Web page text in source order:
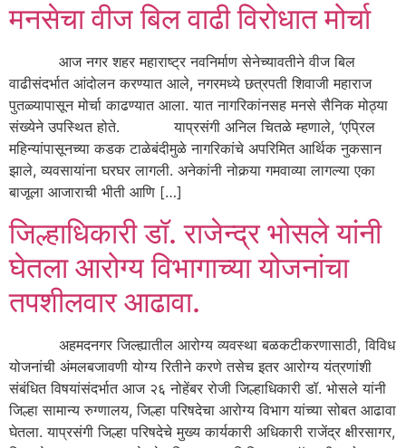
मनसेचा वीज बिल वाढी विरोधात मोर्चा
आज नगर शहर महाराष्ट्र नवनिर्माण सेनेच्यावतीने वीज बिल
वाढीसंदर्भात आंदोलन करण्यात आले, नगरमध्ये छत्रपती शिवाजी महाराज
पुतळ्यापासून मोर्चा काढण्यात आला. यात नागरिकांनसह मनसे सैनिक मोठ्या
संख्येने उपस्थित होते. याप्रसंगी अनिल चितळे म्हणाले, ‘एप्रिल
महिन्यांपासूनच्या कडक टाळेबंदीमुळे नागरिकांचे अपरिमित आर्थिक नुकसान
झाले, व्यवसायांना घरघर लागली. अनेकांनी नोकर्‍या गमवाव्या लागल्या एका
बाजूला आजाराची भीती आणि […]
जिल्हाधिकारी डॉ. राजेन्द्र भोसले यांनी
घेतला आरोग्य विभागाच्या योजनांचा
तपशीलवार आढावा.
अहमदनगर जिल्ह्यातील आरोग्य व्यवस्था बळकटीकरणासाठी, विविध
योजनांची अंमलबजावणी योग्य रितीने करणे तसेच इतर आरोग्य यंत्रणांशी
संबंधित विषयांसंदर्भात आज २६ नोहेंबर रोजी जिल्हाधिकारी डॉ. भोसले यांनी
जिल्हा सामान्य रुग्णालय, जिल्हा परिषदेचा आरोग्य विभाग यांच्या सोबत आढावा
घेतला. याप्रसंगी जिल्हा परिषदेचे मुख्य कार्यकारी अधिकारी राजेंद्र क्षीरसागर,